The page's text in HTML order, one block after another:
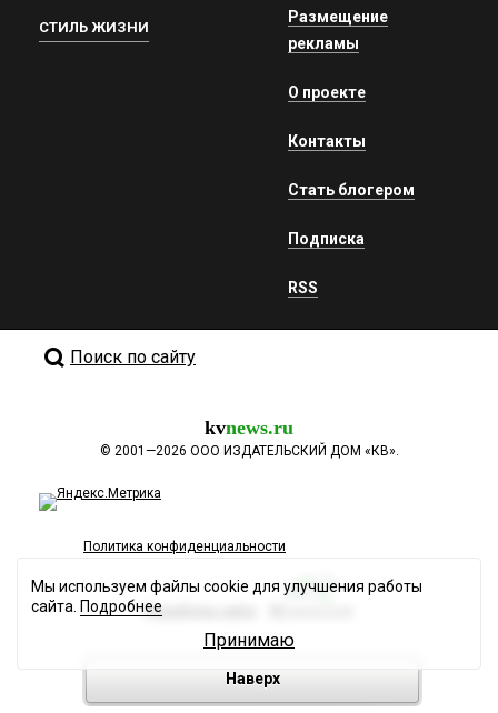
СТИЛЬ ЖИЗНИ
Размещение
рекламы
О проекте
Контакты
Стать блогером
Подписка
RSS
Поиск по сайту
kvnews.ru
© 2001—2026 ООО ИЗДАТЕЛЬСКИЙ ДОМ «КВ».
Политика конфиденциальности
Разработка сайта
Наверх
Мы используем файлы cookie для улучшения работы
сайта. Подробнее
Принимаю